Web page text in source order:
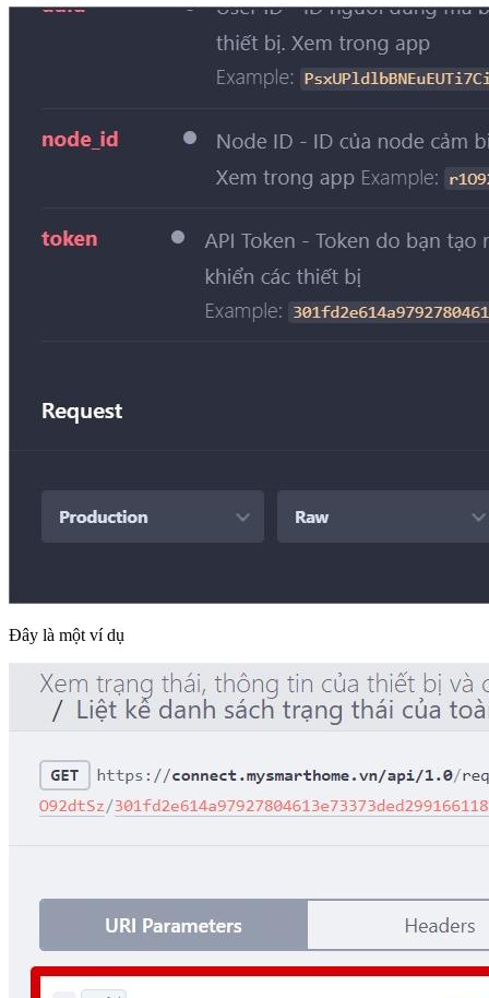
Đây là một ví dụ